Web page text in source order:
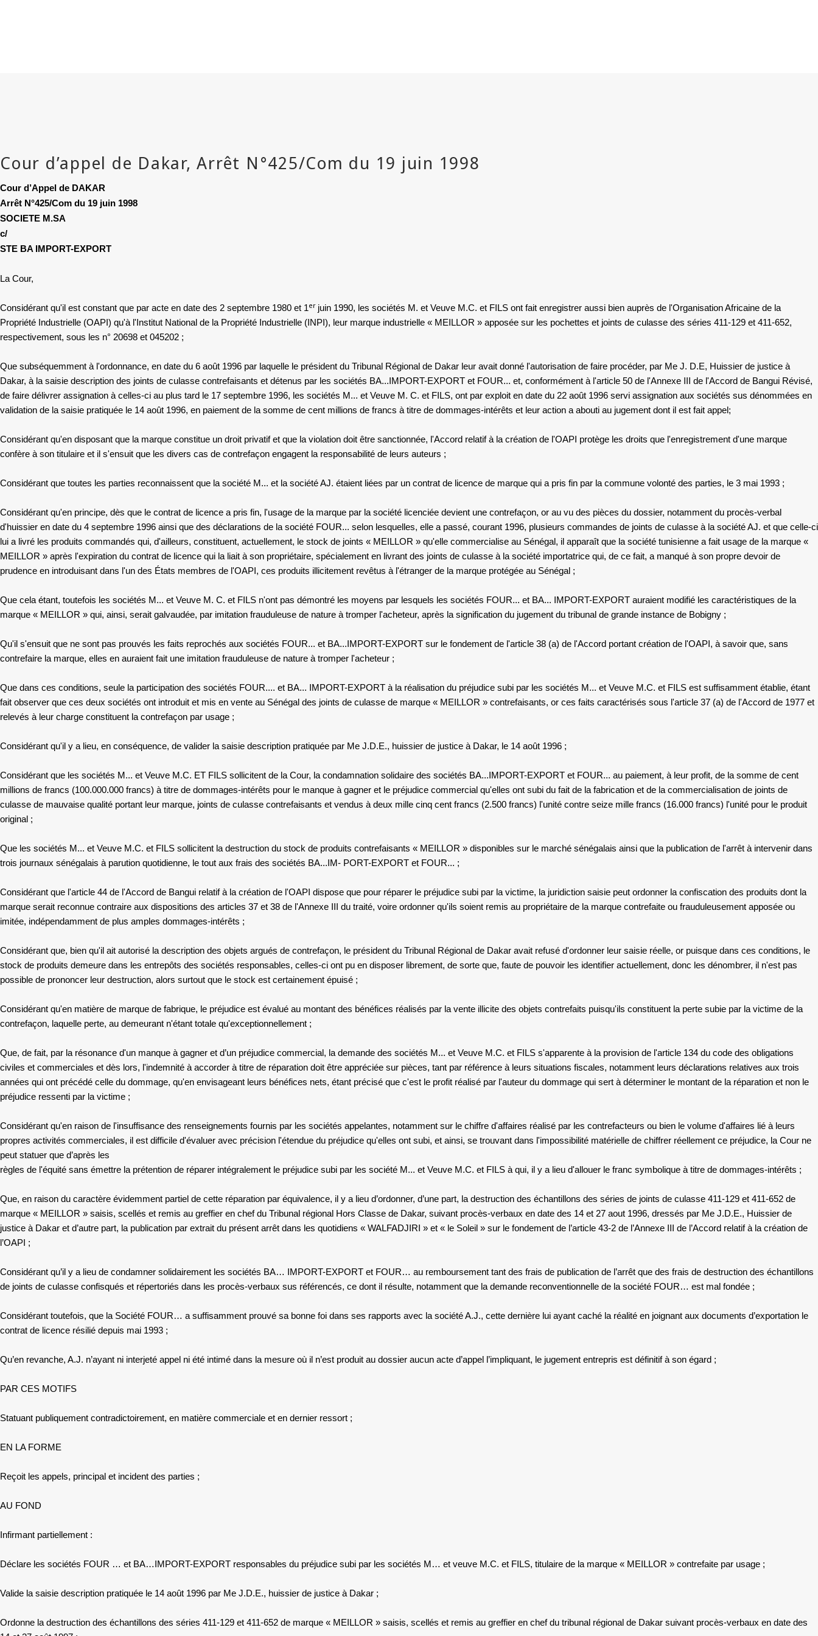
Cour d’Appel de DAKAR
Arrêt N°425/Com du 19 juin 1998
SOCIETE M.SA
c/
STE BA IMPORT-EXPORT
La Cour,
Considérant qu'il est constant que par acte en date des 2 septembre 1980 et 1erjuin 1990, les sociétés M. et Veuve M.C. et FILS ont fait enregistrer aussi bien auprès de l'Organisation Africaine de la
Propriété Industrielle (OAPI) qu'à l'Institut National de la Propriété Industrielle (INPI), leur marque industrielle « MEILLOR » apposée sur les pochettes et joints de culasse des séries 411-129 et 411-652,
respectivement, sous les n° 20698 et 045202 ;
Que subséquemment à l'ordonnance, en date du 6 août 1996 par laquelle le président du Tribunal Régional de Dakar leur avait donné l'autorisation de faire procéder, par Me J. D.E, Huissier de justice à
Dakar, à la saisie description des joints de culasse contrefaisants et détenus par les sociétés BA...IMPORT-EXPORT et FOUR... et, conformément à l'article 50 de l'Annexe III de l'Accord de Bangui Révisé,
de faire délivrer assignation à celles-ci au plus tard le 17 septembre 1996, les sociétés M... et Veuve M. C. et FILS, ont par exploit en date du 22 août 1996 servi assignation aux sociétés sus dénommées en
validation de la saisie pratiquée le 14 août 1996, en paiement de la somme de cent millions de francs à titre de dommages-intérêts et leur action a abouti au jugement dont il est fait appel;
Considérant qu'en disposant que la marque constitue un droit privatif et que la violation doit être sanctionnée, l'Accord relatif à la création de l'OAPI protège les droits que l'enregistrement d'une marque
confère à son titulaire et il s'ensuit que les divers cas de contrefaçon engagent la responsabilité de leurs auteurs ;
Considérant que toutes les parties reconnaissent que la société M... et la société AJ. étaient liées par un contrat de licence de marque qui a pris fin par la commune volonté des parties, le 3 mai 1993 ;
Considérant qu'en principe, dès que le contrat de licence a pris fin, l'usage de la marque par la société licenciée devient une contrefaçon, or au vu des pièces du dossier, notamment du procès-verbal
d'huissier en date du 4 septembre 1996 ainsi que des déclarations de la société FOUR... selon lesquelles, elle a passé, courant 1996, plusieurs commandes de joints de culasse à la société AJ. et que celle-ci
lui a livré les produits commandés qui, d'ailleurs, constituent, actuellement, le stock de joints « MEILLOR » qu'elle commercialise au Sénégal, il apparaît que la société tunisienne a fait usage de la marque «
MEILLOR » après l'expiration du contrat de licence qui la liait à son propriétaire, spécialement en livrant des joints de culasse à la société importatrice qui, de ce fait, a manqué à son propre devoir de
prudence en introduisant dans l'un des États membres de l'OAPI, ces produits illicitement revêtus à l'étranger de la marque protégée au Sénégal ;
Que cela étant, toutefois les sociétés M... et Veuve M. C. et FILS n'ont pas démontré les moyens par lesquels les sociétés FOUR... et BA... IMPORT-EXPORT auraient modifié les caractéristiques de la
marque « MEILLOR » qui, ainsi, serait galvaudée, par imitation frauduleuse de nature à tromper l'acheteur, après la signification du jugement du tribunal de grande instance de Bobigny ;
Qu'il s'ensuit que ne sont pas prouvés les faits reprochés aux sociétés FOUR... et BA...IMPORT-EXPORT sur le fondement de l'article 38 (a) de l'Accord portant création de l'OAPI, à savoir que, sans
contrefaire la marque, elles en auraient fait une imitation frauduleuse de nature à tromper l'acheteur ;
Que dans ces conditions, seule la participation des sociétés FOUR.... et BA... IMPORT-EXPORT à la réalisation du préjudice subi par les sociétés M... et Veuve M.C. et FILS est suffisamment établie, étant
fait observer que ces deux sociétés ont introduit et mis en vente au Sénégal des joints de culasse de marque « MEILLOR » contrefaisants, or ces faits caractérisés sous l'article 37 (a) de l'Accord de 1977 et
relevés à leur charge constituent la contrefaçon par usage ;
Considérant qu'il y a lieu, en conséquence, de valider la saisie description pratiquée par Me J.D.E., huissier de justice à Dakar, le 14 août 1996 ;
Considérant que les sociétés M... et Veuve M.C. ET FILS sollicitent de la Cour, la condamnation solidaire des sociétés BA...IMPORT-EXPORT et FOUR... au paiement, à leur profit, de la somme de cent
millions de francs (100.000.000 francs) à titre de dommages-intérêts pour le manque à gagner et le préjudice commercial qu'elles ont subi du fait de la fabrication et de la commercialisation de joints de
culasse de mauvaise qualité portant leur marque, joints de culasse contrefaisants et vendus à deux mille cinq cent francs (2.500 francs) l'unité contre seize mille francs (16.000 francs) l'unité pour le produit
original ;
Que les sociétés M... et Veuve M.C. et FILS sollicitent la destruction du stock de produits contrefaisants « MEILLOR » disponibles sur le marché sénégalais ainsi que la publication de l'arrêt à intervenir dans
trois journaux sénégalais à parution quotidienne, le tout aux frais des sociétés BA...IM- PORT-EXPORT et FOUR... ;
Considérant que l'article 44 de l'Accord de Bangui relatif à la création de l'OAPI dispose que pour réparer le préjudice subi par la victime, la juridiction saisie peut ordonner la confiscation des produits dont la
marque serait reconnue contraire aux dispositions des articles 37 et 38 de l'Annexe III du traité, voire ordonner qu'ils soient remis au propriétaire de la marque contrefaite ou frauduleusement apposée ou
imitée, indépendamment de plus amples dommages-intérêts ;
Considérant que, bien qu'il ait autorisé la description des objets argués de contrefaçon, le président du Tribunal Régional de Dakar avait refusé d'ordonner leur saisie réelle, or puisque dans ces conditions, le
stock de produits demeure dans les entrepôts des sociétés responsables, celles-ci ont pu en disposer librement, de sorte que, faute de pouvoir les identifier actuellement, donc les dénombrer, il n'est pas
possible de prononcer leur destruction, alors surtout que le stock est certainement épuisé ;
Considérant qu'en matière de marque de fabrique, le préjudice est évalué au montant des bénéfices réalisés par la vente illicite des objets contrefaits puisqu'ils constituent la perte subie par la victime de la
contrefaçon, laquelle perte, au demeurant n'étant totale qu'exceptionnellement ;
Que, de fait, par la résonance d'un manque à gagner et d’un préjudice commercial, la demande des sociétés M... et Veuve M.C. et FILS s'apparente à la provision de l'article 134 du code des obligations
civiles et commerciales et dès lors, l'indemnité à accorder à titre de réparation doit être appréciée sur pièces, tant par référence à leurs situations fiscales, notamment leurs déclarations relatives aux trois
années qui ont précédé celle du dommage, qu'en envisageant leurs bénéfices nets, étant précisé que c'est le profit réalisé par l'auteur du dommage qui sert à déterminer le montant de la réparation et non le
préjudice ressenti par la victime ;
Considérant qu'en raison de l'insuffisance des renseignements fournis par les sociétés appelantes, notamment sur le chiffre d'affaires réalisé par les contrefacteurs ou bien le volume d'affaires lié à leurs
propres activités commerciales, il est difficile d'évaluer avec précision l'étendue du préjudice qu'elles ont subi, et ainsi, se trouvant dans l'impossibilité matérielle de chiffrer réellement ce préjudice, la Cour ne
peut statuer que d’après les
règles de l'équité sans émettre la prétention de réparer intégralement le préjudice subi par les société M... et Veuve M.C. et FILS à qui, il y a lieu d'allouer le franc symbolique à titre de dommages-intérêts ;
Que, en raison du caractère évidemment partiel de cette réparation par équivalence, il y a lieu d’ordonner, d’une part, la destruction des échantillons des séries de joints de culasse 411-129 et 411-652 de
marque « MEILLOR » saisis, scellés et remis au greffier en chef du Tribunal régional Hors Classe de Dakar, suivant procès-verbaux en date des 14 et 27 aout 1996, dressés par Me J.D.E., Huissier de
justice à Dakar et d’autre part, la publication par extrait du présent arrêt dans les quotidiens « WALFADJIRI » et « le Soleil » sur le fondement de l’article 43-2 de l’Annexe III de l’Accord relatif à la création de
l’OAPI ;
Considérant qu’il y a lieu de condamner solidairement les sociétés BA… IMPORT-EXPORT et FOUR… au remboursement tant des frais de publication de l’arrêt que des frais de destruction des échantillons
de joints de culasse confisqués et répertoriés dans les procès-verbaux sus référencés, ce dont il résulte, notamment que la demande reconventionnelle de la société FOUR… est mal fondée ;
Considérant toutefois, que la Société FOUR… a suffisamment prouvé sa bonne foi dans ses rapports avec la société A.J., cette dernière lui ayant caché la réalité en joignant aux documents d’exportation le
contrat de licence résilié depuis mai 1993 ;
Qu’en revanche, A.J. n’ayant ni interjeté appel ni été intimé dans la mesure où il n’est produit au dossier aucun acte d’appel l’impliquant, le jugement entrepris est définitif à son égard ;
PAR CES MOTIFS
Statuant publiquement contradictoirement, en matière commerciale et en dernier ressort ;
EN LA FORME
Reçoit les appels, principal et incident des parties ;
AU FOND
Infirmant partiellement :
Déclare les sociétés FOUR … et BA…IMPORT-EXPORT responsables du préjudice subi par les sociétés M… et veuve M.C. et FILS, titulaire de la marque « MEILLOR » contrefaite par usage ;
Valide la saisie description pratiquée le 14 août 1996 par Me J.D.E., huissier de justice à Dakar ;
Ordonne la destruction des échantillons des séries 411-129 et 411-652 de marque « MEILLOR » saisis, scellés et remis au greffier en chef du tribunal régional de Dakar suivant procès-verbaux en date des